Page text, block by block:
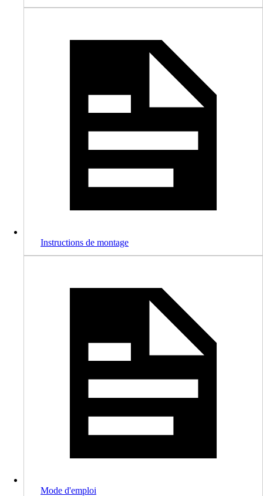
Instructions de montage
Mode d'emploi